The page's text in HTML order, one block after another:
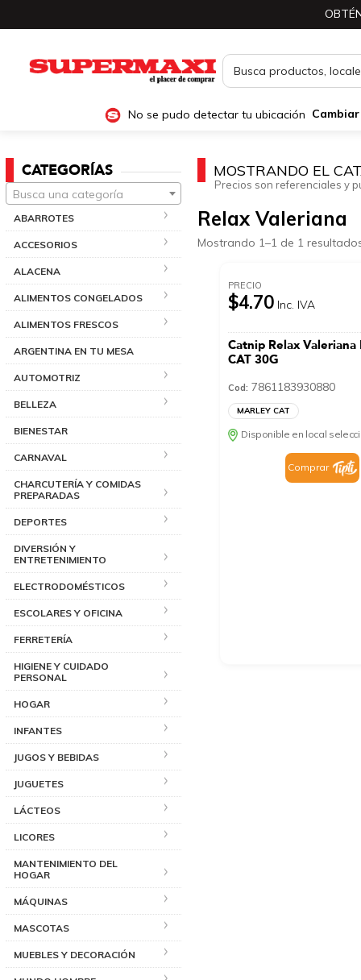
No se pudo detectar tu ubicación Cambiar
CATEGORÍAS
Busca una categoría
ABARROTES
ACCESORIOS
ALACENA
ALIMENTOS CONGELADOS
ALIMENTOS FRESCOS
ARGENTINA EN TU MESA
AUTOMOTRIZ
BELLEZA
BIENESTAR
CARNAVAL
CHARCUTERÍA Y COMIDAS
PREPARADAS
DEPORTES
DIVERSIÓN Y
ENTRETENIMIENTO
ELECTRODOMÉSTICOS
ESCOLARES Y OFICINA
FERRETERÍA
HIGIENE Y CUIDADO
PERSONAL
HOGAR
INFANTES
JUGOS Y BEBIDAS
JUGUETES
LÁCTEOS
LICORES
MANTENIMIENTO DEL
HOGAR
MÁQUINAS
MASCOTAS
MUEBLES Y DECORACIÓN
MOSTRANDO EL
Precios son referenciales y
Relax Valeriana
Mostrando 1–1 de 1
PRECIO
$4.70 Inc. IVA
Catnip Relax Valeriana
CAT 30G
Cod: 7861183930880
MARLEY CAT
Disponible en local
Comprar